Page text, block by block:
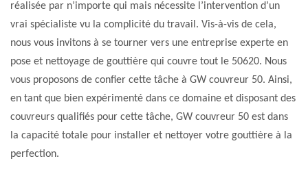
réalisée par n’importe qui mais nécessite l’intervention d’un
vrai spécialiste vu la complicité du travail. Vis-à-vis de cela,
nous vous invitons à se tourner vers une entreprise experte en
pose et nettoyage de gouttière qui couvre tout le 50620. Nous
vous proposons de confier cette tâche à GW couvreur 50. Ainsi,
en tant que bien expérimenté dans ce domaine et disposant des
couvreurs qualifiés pour cette tâche, GW couvreur 50 est dans
la capacité totale pour installer et nettoyer votre gouttière à la
perfection.